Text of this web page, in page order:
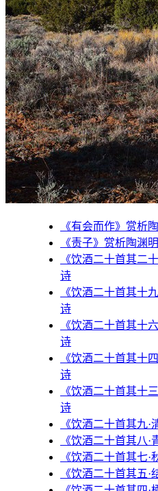
《有会而作》赏析
《责子》赏析陶渊
《饮酒二十首其二
诗
《饮酒二十首其十
诗
《饮酒二十首其十
诗
《饮酒二十首其十
诗
《饮酒二十首其十
诗
《饮酒二十首其九
《饮酒二十首其八
《饮酒二十首其七
《饮酒二十首其五